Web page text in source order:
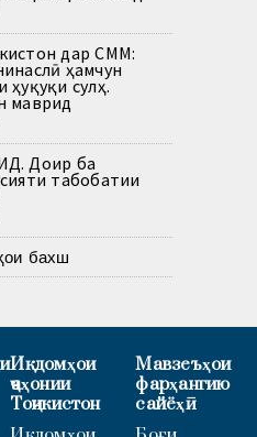
дар СММ:
ҳамчун
ҳуқуқи сулҳ.
маврид
Доир ба
табобатии
бахш
Иқдомҳои
ҷаҳонии
Тоҷикистон
Мавзеъҳои
фарҳангию
сайёҳӣ